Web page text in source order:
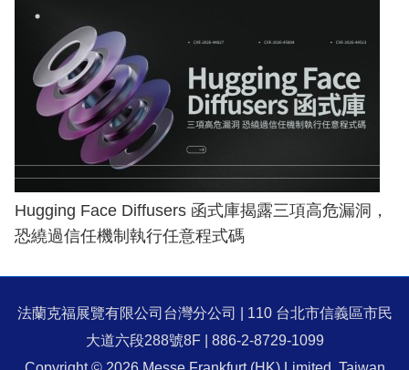
Hugging Face Diffusers 函式庫揭露三項高危漏洞，
恐繞過信任機制執行任意程式碼
法蘭克福展覽有限公司台灣分公司 | 110 台北市信義區市民
大道六段288號8F | 886-2-8729-1099